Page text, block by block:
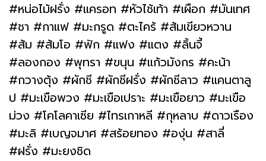
#หน่อไม้ฝรั่ง #แครอท #หัวไช้เท้า #เผือก #มันเทศ
#ชา #กาแฟ #มะกรูด #ตะไคร้ #ส้มเขียวหวาน
#ส้ม #ส้มโอ #ฟัก #แฟง #แตง #ลิ้นจี้
#ลองกอง #พุทรา #ขนุน #แก้วมังกร #คะน้า
#กวางตุ้ง #ผักชี #ผักชีฝรั่ง #ผักชีลาว #แคนตาลู
ป #มะเขือพวง #มะเขือเปราะ #มะเขือยาว #มะเขือ
ม่วง #โคโลคาเซีย #ไทรเกาหลี #กุหลาบ #ดาวเรือง
#มะลิ #เบญจมาศ #สร้อยทอง #องุ่น #สาลี่
#ฝรั่ง #มะยงชิด